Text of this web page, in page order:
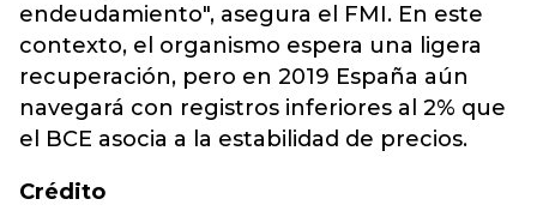
endeudamiento", asegura el FMI. En este
contexto, el organismo espera una ligera
recuperación, pero en 2019 España aún
navegará con registros inferiores al 2% que
el BCE asocia a la estabilidad de precios.
Crédito